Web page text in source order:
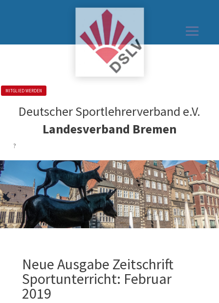
MITGLIED WERDEN
?
Deutscher Sportlehrerverband e.V.
Landesverband Bremen
?
Neue Ausgabe Zeitschrift
Sportunterricht: Februar
2019